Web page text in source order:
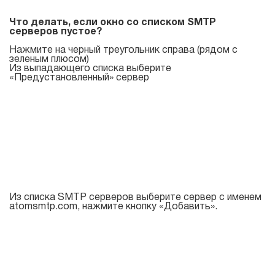
Что делать, если окно со списком SMTP
серверов пустое?
Нажмите на черный треугольник справа (рядом с
зеленым плюсом)
Из выпадающего списка выберите
«Предустановленный» сервер
Из списка SMTP серверов выберите сервер с именем
atomsmtp.com, нажмите кнопку «Добавить».